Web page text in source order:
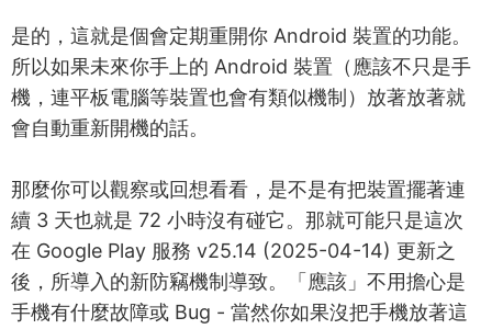
是的，這就是個會定期重開你 Android 裝置的功能。
所以如果未來你手上的 Android 裝置（應該不只是手
機，連平板電腦等裝置也會有類似機制）放著放著就
會自動重新開機的話。
那麼你可以觀察或回想看看，是不是有把裝置擺著連
續 3 天也就是 72 小時沒有碰它。那就可能只是這次
在 Google Play 服務 v25.14 (2025-04-14) 更新之
後，所導入的新防竊機制導致。「應該」不用擔心是
手機有什麼故障或 Bug - 當然你如果沒把手機放著這